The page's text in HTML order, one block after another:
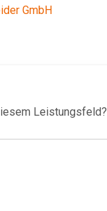
Leistungsfeld?